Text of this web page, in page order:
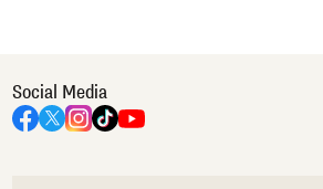
Social Media